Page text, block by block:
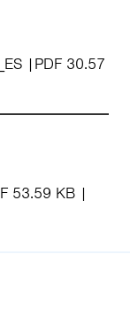
PDF 30.57
53.59 KB